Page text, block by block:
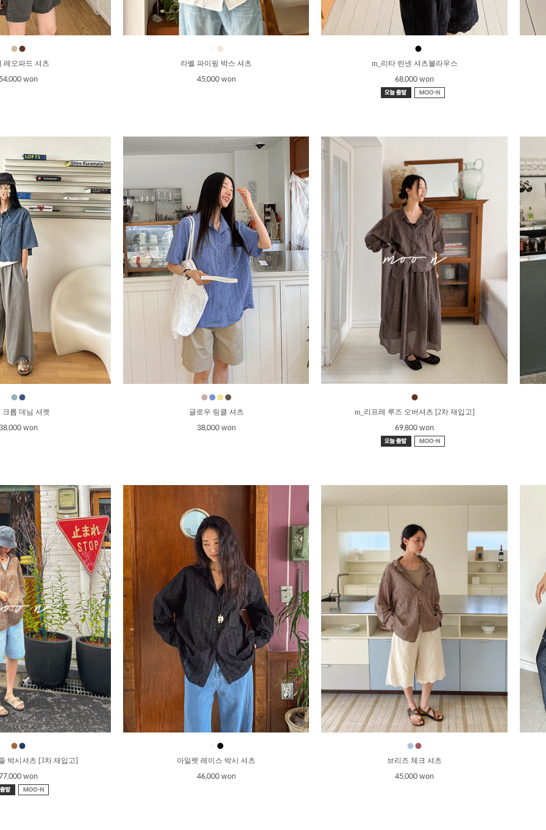
●●
레오파드 셔츠
won
●
라벨 파이핑 박스 셔츠
45,000 won
●
m_리타 린넨 셔츠블라우스
68,000 won
●●
크롭 데님 셔켓
won
●●●●
글로우 링클 셔츠
38,000 won
●
m_리프레 루즈 오버셔츠 [2차 재입고]
69,800 won
●●
박시셔츠 [3차 재입고]
won
●
아일렛 레이스 박시 셔츠
46,000 won
●●
브리즈 체크 셔츠
45,000 won